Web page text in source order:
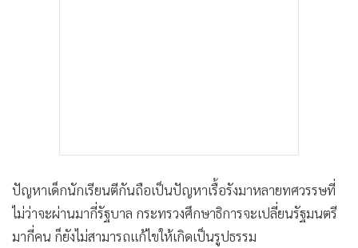
ปัญหาเด็กนักเรียนตีกันถือเป็นปัญหาเรื้อรังมาหลายทศวรรษที่
ไม่ว่าจะผ่านมากี่รัฐบาล กระทรวงศึกษาธิการจะเปลี่ยนรัฐมนตรี
มากี่คน ก็ยังไม่สามารถแก้ไขให้เกิดเป็นรูปธรรม